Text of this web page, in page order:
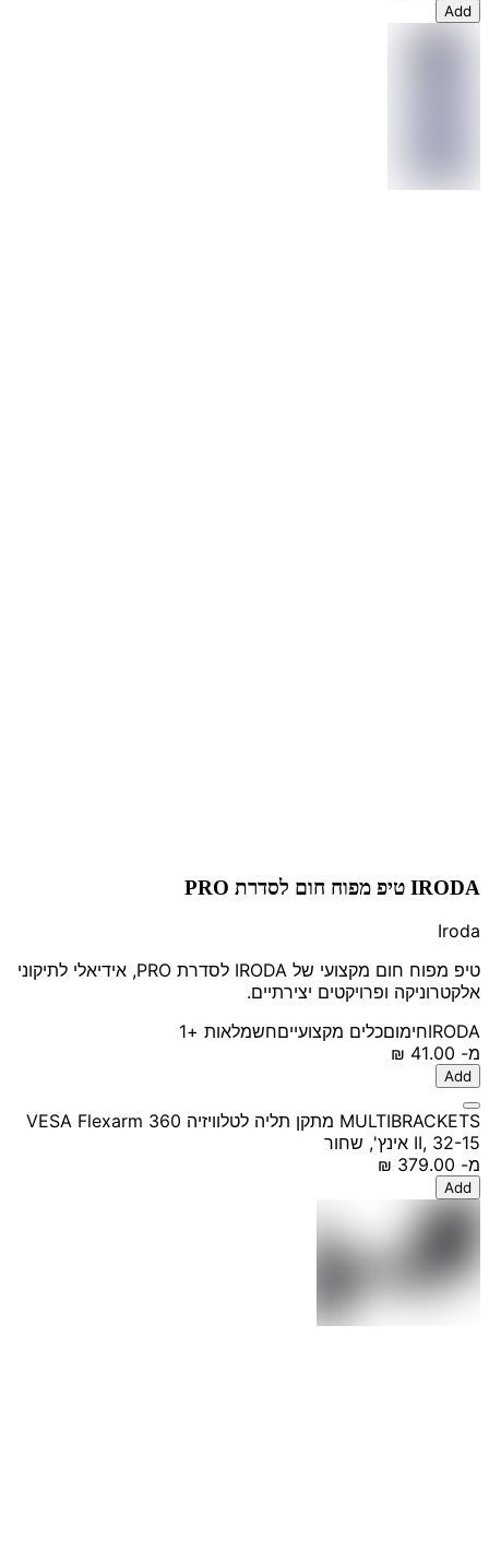
Add
IRODA טיפ מפוח חום לסדרת PRO
Iroda
טיפ מפוח חום מקצועי של IRODA לסדרת PRO, אידיאלי לתיקוני
אלקטרוניקה ופרויקטים יצירתיים.
IRODAחימוםכלים מקצועייםחשמלאות +1
מ-
Add
MULTIBRACKETS מתקן תליה לטלוויזיה VESA Flexarm 360
II, 32-15 אינץ', שחור
מ-
Add